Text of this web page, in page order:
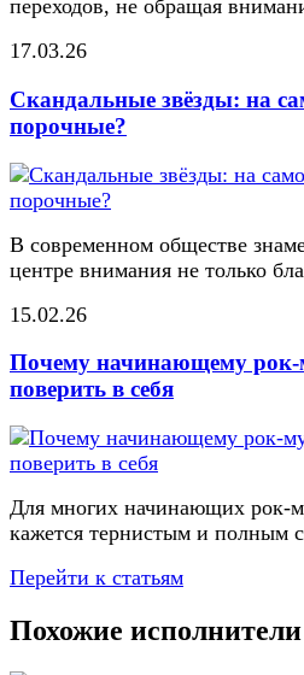
переходов, не обращая
17.03.26
Скандальные звёзды: на
порочные?
В современном обществе
центре внимания не только
15.02.26
Почему начинающему рок-
поверить в себя
Для многих начинающих рок-
кажется тернистым и полным
Перейти к статьям
Похожие исполнители